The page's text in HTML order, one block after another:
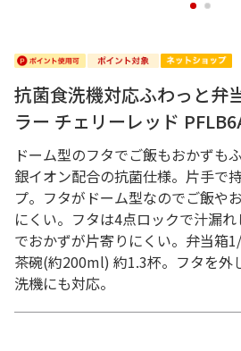
1 2
抗菌食洗機対応ふわっと弁
ラー チェリーレッド
ドーム型のフタでご飯もおかずも
銀イオン配合の抗菌仕様。片手で
プ。フタがドーム型なのでご飯や
にくい。フタは4点ロックで汁漏
でおかずが片寄りにくい。弁当箱
茶碗(約200ml) 約1.3杯。フタを外
洗機にも対応。